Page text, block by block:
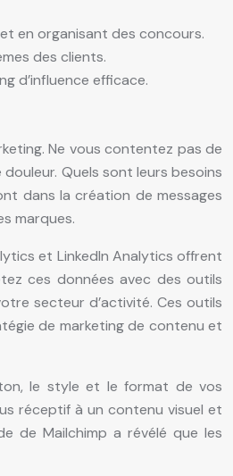
en organisant des concours.
des clients.
d’influence efficace.
Ne vous contentez pas de
Quels sont leurs besoins
dans la création de messages
marques.
et LinkedIn Analytics offrent
ces données avec des outils
secteur d’activité. Ces outils
de marketing de contenu et
le style et le format de vos
réceptif à un contenu visuel et
de Mailchimp a révélé que les